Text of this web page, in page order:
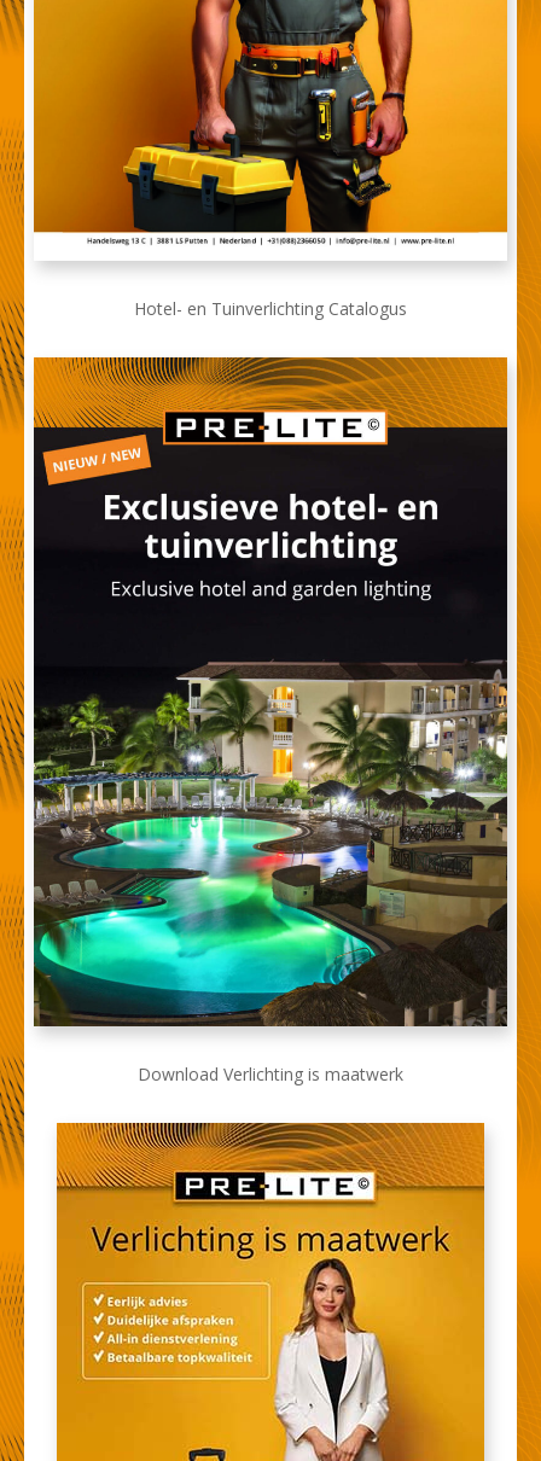
Hotel- en Tuinverlichting Catalogus
Download Verlichting is maatwerk